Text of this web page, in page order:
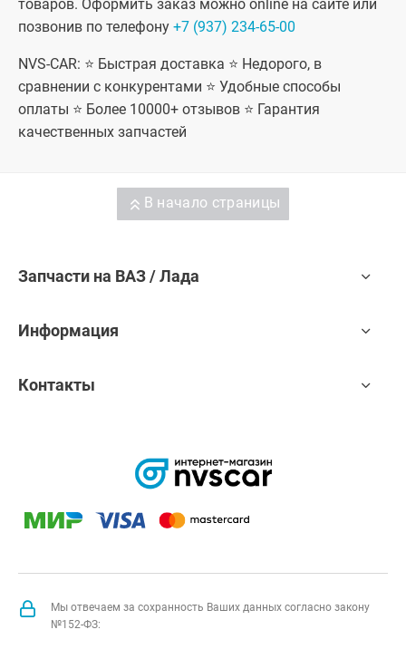
товаров. Оформить заказ можно online на сайте или
позвонив по телефону +7 (937) 234-65-00
NVS-CAR: ⭐ Быстрая доставка ⭐ Недорого, в
сравнении с конкурентами ⭐ Удобные способы
оплаты ⭐ Более 10000+ отзывов ⭐ Гарантия
качественных запчастей
В начало страницы
Запчасти на ВАЗ / Лада
Информация
Контакты
Мы отвечаем за сохранность Ваших данных согласно закону
№152-ФЗ: